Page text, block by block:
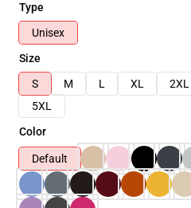
Type
Unisex
Size
S
M L XL 2XL
5XL
Color
Default